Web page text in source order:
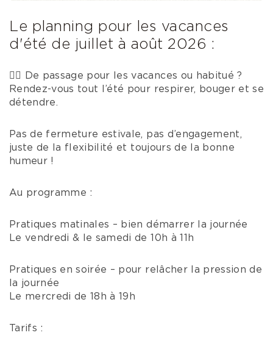
Le planning pour les vacances
d'été de juillet à août 2026 :
🧘‍♀️ De passage pour les vacances ou habitué ?
Rendez-vous tout l’été pour respirer, bouger et se
détendre.
Pas de fermeture estivale, pas d’engagement,
juste de la flexibilité et toujours de la bonne
humeur !
Au programme :
Pratiques matinales – bien démarrer la journée
Le vendredi & le samedi de 10h à 11h
Pratiques en soirée – pour relâcher la pression de
la journée
Le mercredi de 18h à 19h
Tarifs :